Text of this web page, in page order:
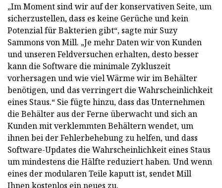
„Im Moment sind wir auf der konservativen Seite, um
sicherzustellen, dass es keine Gerüche und kein
Potenzial für Bakterien gibt“, sagte mir Suzy
Sammons von Mill. „Je mehr Daten wir von Kunden
und unseren Feldversuchen erhalten, desto besser
kann die Software die minimale Zykluszeit
vorhersagen und wie viel Wärme wir im Behälter
benötigen, und das verringert die Wahrscheinlichkeit
eines Staus.“ Sie fügte hinzu, dass das Unternehmen
die Behälter aus der Ferne überwacht und sich an
Kunden mit verklemmten Behältern wendet, um
ihnen bei der Fehlerbehebung zu helfen, und dass
Software-Updates die Wahrscheinlichkeit eines Staus
um mindestens die Hälfte reduziert haben. Und wenn
eines der modularen Teile kaputt ist, sendet Mill
Ihnen kostenlos ein neues zu.